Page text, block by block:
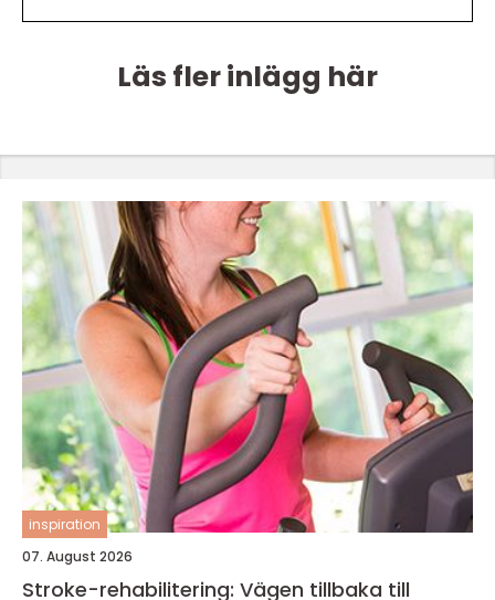
Läs fler inlägg här
inspiration
07. August 2026
Stroke-rehabilitering: Vägen tillbaka till